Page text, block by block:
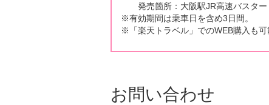
発売箇所：⼤阪駅JR⾼速バスター
※有効期間は乗⾞⽇を含め3⽇間。
※「楽天トラベル」でのWEB購⼊も可
お問い合わせ